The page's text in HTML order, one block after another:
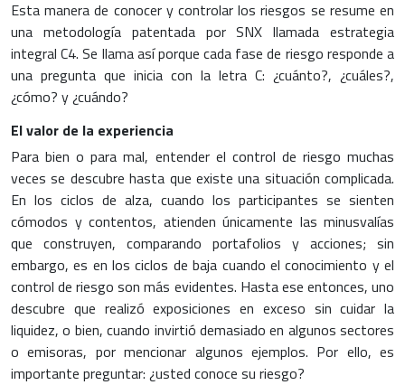
Esta manera de conocer y controlar los riesgos se resume en
una metodología patentada por SNX llamada estrategia
integral C4. Se llama así porque cada fase de riesgo responde a
una pregunta que inicia con la letra C: ¿cuánto?, ¿cuáles?,
¿cómo? y ¿cuándo?
El valor de la experiencia
Para bien o para mal, entender el control de riesgo muchas
veces se descubre hasta que existe una situación complicada.
En los ciclos de alza, cuando los participantes se sienten
cómodos y contentos, atienden únicamente las minusvalías
que construyen, comparando portafolios y acciones; sin
embargo, es en los ciclos de baja cuando el conocimiento y el
control de riesgo son más evidentes. Hasta ese entonces, uno
descubre que realizó exposiciones en exceso sin cuidar la
liquidez, o bien, cuando invirtió demasiado en algunos sectores
o emisoras, por mencionar algunos ejemplos. Por ello, es
importante preguntar: ¿usted conoce su riesgo?